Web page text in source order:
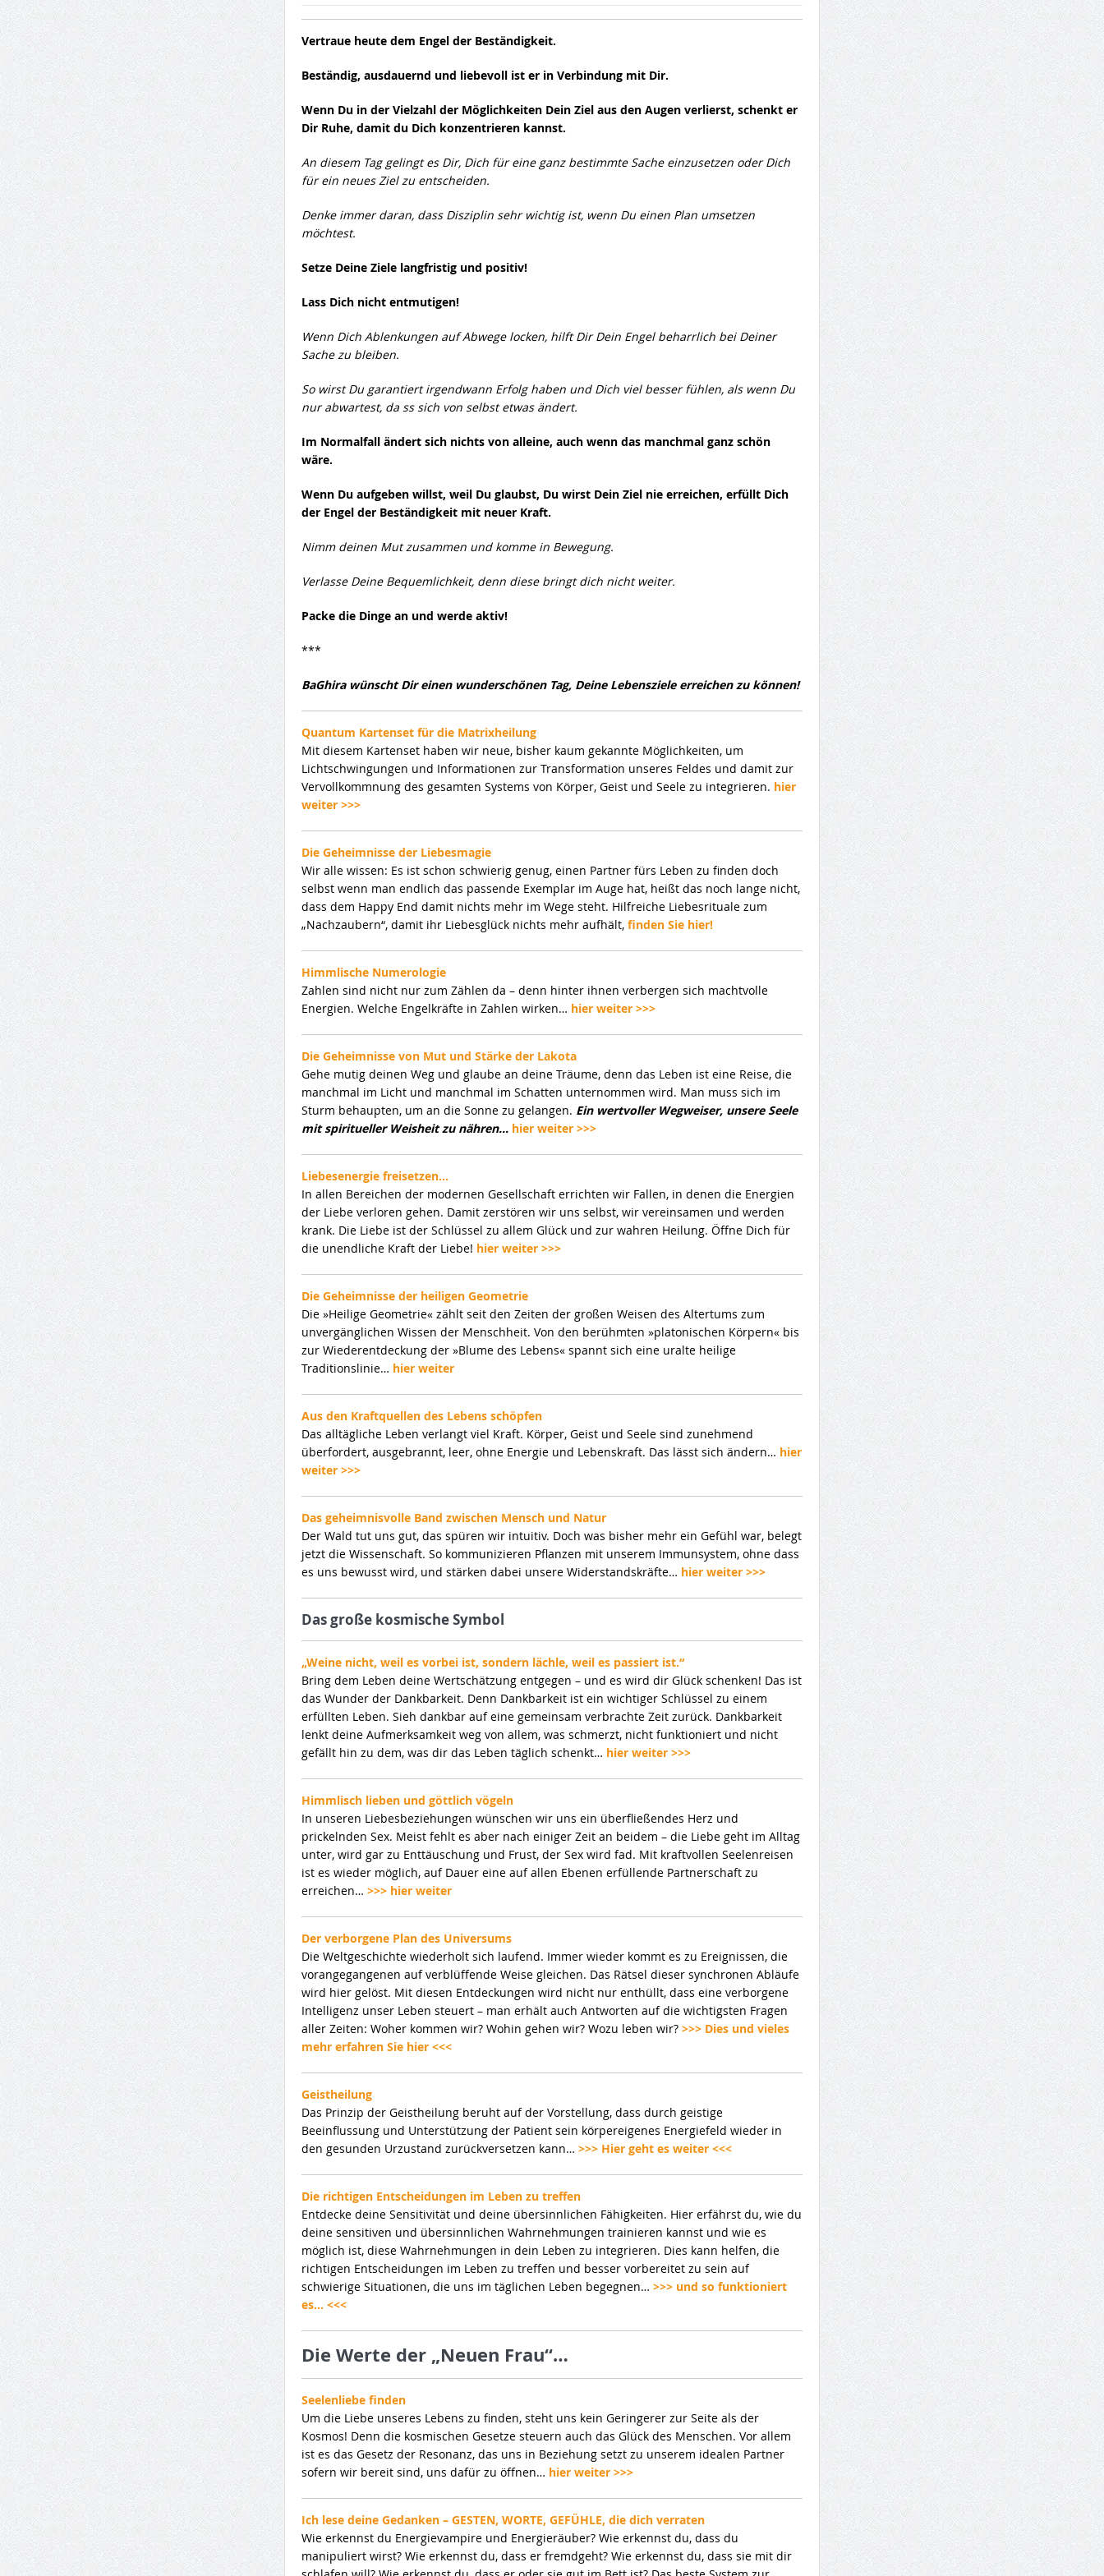
Vertraue heute dem Engel der Beständigkeit.
Beständig, ausdauernd und liebevoll ist er in Verbindung mit Dir.
Wenn Du in der Vielzahl der Möglichkeiten Dein Ziel aus den Augen verlierst, schenkt er
Dir Ruhe, damit du Dich konzentrieren kannst.
An diesem Tag gelingt es Dir, Dich für eine ganz bestimmte Sache einzusetzen oder Dich
für ein neues Ziel zu entscheiden.
Denke immer daran, dass Disziplin sehr wichtig ist, wenn Du einen Plan umsetzen
möchtest.
Setze Deine Ziele langfristig und positiv!
Lass Dich nicht entmutigen!
Wenn Dich Ablenkungen auf Abwege locken, hilft Dir Dein Engel beharrlich bei Deiner
Sache zu bleiben.
So wirst Du garantiert irgendwann Erfolg haben und Dich viel besser fühlen, als wenn Du
nur abwartest, da ss sich von selbst etwas ändert.
Im Normalfall ändert sich nichts von alleine, auch wenn das manchmal ganz schön
wäre.
Wenn Du aufgeben willst, weil Du glaubst, Du wirst Dein Ziel nie erreichen, erfüllt Dich
der Engel der Beständigkeit mit neuer Kraft.
Nimm deinen Mut zusammen und komme in Bewegung.
Verlasse Deine Bequemlichkeit, denn diese bringt dich nicht weiter.
Packe die Dinge an und werde aktiv!
***
BaGhira wünscht Dir einen wunderschönen Tag, Deine Lebensziele erreichen zu können!
Quantum Kartenset für die Matrixheilung
Mit diesem Kartenset haben wir neue, bisher kaum gekannte Möglichkeiten, um
Lichtschwingungen und Informationen zur Transformation unseres Feldes und damit zur
Vervollkommnung des gesamten Systems von Körper, Geist und Seele zu integrieren. hier
weiter >>>
Die Geheimnisse der Liebesmagie
Wir alle wissen: Es ist schon schwierig genug, einen Partner fürs Leben zu finden doch
selbst wenn man endlich das passende Exemplar im Auge hat, heißt das noch lange nicht,
dass dem Happy End damit nichts mehr im Wege steht. Hilfreiche Liebesrituale zum
„Nachzaubern“, damit ihr Liebesglück nichts mehr aufhält, finden Sie hier!
Himmlische Numerologie
Zahlen sind nicht nur zum Zählen da – denn hinter ihnen verbergen sich machtvolle
Energien. Welche Engelkräfte in Zahlen wirken… hier weiter >>>
Die Geheimnisse von Mut und Stärke der Lakota
Gehe mutig deinen Weg und glaube an deine Träume, denn das Leben ist eine Reise, die
manchmal im Licht und manchmal im Schatten unternommen wird. Man muss sich im
Sturm behaupten, um an die Sonne zu gelangen. Ein wertvoller Wegweiser, unsere Seele
mit spiritueller Weisheit zu nähren… hier weiter >>>
Liebesenergie freisetzen…
In allen Bereichen der modernen Gesellschaft errichten wir Fallen, in denen die Energien
der Liebe verloren gehen. Damit zerstören wir uns selbst, wir vereinsamen und werden
krank. Die Liebe ist der Schlüssel zu allem Glück und zur wahren Heilung. Öffne Dich für
die unendliche Kraft der Liebe! hier weiter >>>
Die Geheimnisse der heiligen Geometrie
Die »Heilige Geometrie« zählt seit den Zeiten der großen Weisen des Altertums zum
unvergänglichen Wissen der Menschheit. Von den berühmten »platonischen Körpern« bis
zur Wiederentdeckung der »Blume des Lebens« spannt sich eine uralte heilige
Traditionslinie… hier weiter
Aus den Kraftquellen des Lebens schöpfen
Das alltägliche Leben verlangt viel Kraft. Körper, Geist und Seele sind zunehmend
überfordert, ausgebrannt, leer, ohne Energie und Lebenskraft. Das lässt sich ändern… hier
weiter >>>
Das geheimnisvolle Band zwischen Mensch und Natur
Der Wald tut uns gut, das spüren wir intuitiv. Doch was bisher mehr ein Gefühl war, belegt
jetzt die Wissenschaft. So kommunizieren Pflanzen mit unserem Immunsystem, ohne dass
es uns bewusst wird, und stärken dabei unsere Widerstandskräfte… hier weiter >>>
Das große kosmische Symbol
„Weine nicht, weil es vorbei ist, sondern lächle, weil es passiert ist.“
Bring dem Leben deine Wertschätzung entgegen – und es wird dir Glück schenken! Das ist
das Wunder der Dankbarkeit. Denn Dankbarkeit ist ein wichtiger Schlüssel zu einem
erfüllten Leben. Sieh dankbar auf eine gemeinsam verbrachte Zeit zurück. Dankbarkeit
lenkt deine Aufmerksamkeit weg von allem, was schmerzt, nicht funktioniert und nicht
gefällt hin zu dem, was dir das Leben täglich schenkt… hier weiter >>>
Himmlisch lieben und göttlich vögeln
In unseren Liebesbeziehungen wünschen wir uns ein überfließendes Herz und
prickelnden Sex. Meist fehlt es aber nach einiger Zeit an beidem – die Liebe geht im Alltag
unter, wird gar zu Enttäuschung und Frust, der Sex wird fad. Mit kraftvollen Seelenreisen
ist es wieder möglich, auf Dauer eine auf allen Ebenen erfüllende Partnerschaft zu
erreichen… >>> hier weiter
Der verborgene Plan des Universums
Die Weltgeschichte wiederholt sich laufend. Immer wieder kommt es zu Ereignissen, die
vorangegangenen auf verblüffende Weise gleichen. Das Rätsel dieser synchronen Abläufe
wird hier gelöst. Mit diesen Entdeckungen wird nicht nur enthüllt, dass eine verborgene
Intelligenz unser Leben steuert – man erhält auch Antworten auf die wichtigsten Fragen
aller Zeiten: Woher kommen wir? Wohin gehen wir? Wozu leben wir? >>> Dies und vieles
mehr erfahren Sie hier <<<
Geistheilung
Das Prinzip der Geistheilung beruht auf der Vorstellung, dass durch geistige
Beeinflussung und Unterstützung der Patient sein körpereigenes Energiefeld wieder in
den gesunden Urzustand zurückversetzen kann… >>> Hier geht es weiter <<<
Die richtigen Entscheidungen im Leben zu treffen
Entdecke deine Sensitivität und deine übersinnlichen Fähigkeiten. Hier erfährst du, wie du
deine sensitiven und übersinnlichen Wahrnehmungen trainieren kannst und wie es
möglich ist, diese Wahrnehmungen in dein Leben zu integrieren. Dies kann helfen, die
richtigen Entscheidungen im Leben zu treffen und besser vorbereitet zu sein auf
schwierige Situationen, die uns im täglichen Leben begegnen… >>> und so funktioniert
es… <<<
Die Werte der „Neuen Frau“…
Seelenliebe finden
Um die Liebe unseres Lebens zu finden, steht uns kein Geringerer zur Seite als der
Kosmos! Denn die kosmischen Gesetze steuern auch das Glück des Menschen. Vor allem
ist es das Gesetz der Resonanz, das uns in Beziehung setzt zu unserem idealen Partner
sofern wir bereit sind, uns dafür zu öffnen… hier weiter >>>
Ich lese deine Gedanken – GESTEN, WORTE, GEFÜHLE, die dich verraten
Wie erkennst du Energievampire und Energieräuber? Wie erkennst du, dass du
manipuliert wirst? Wie erkennst du, dass er fremdgeht? Wie erkennst du, dass sie mit dir